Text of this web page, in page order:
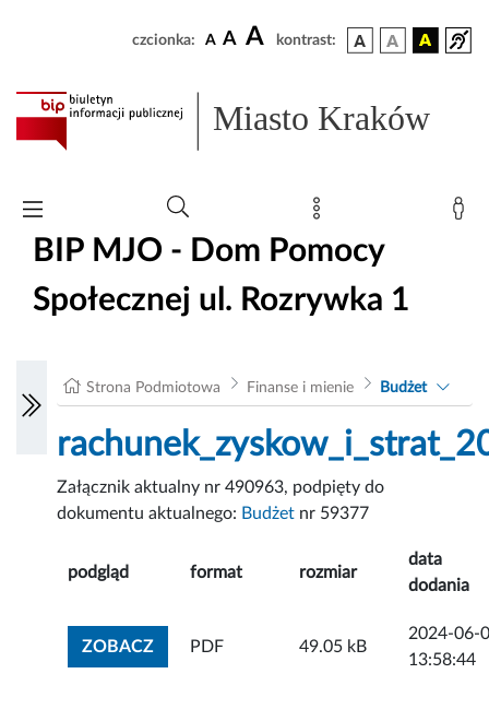
czcionka: A A A kontrast:
Miasto Kraków
BIP MJO - Dom Pomocy
Społecznej ul. Rozrywka 1
Strona Podmiotowa Finanse i mienie Budżet
Załącznik aktualny nr 490963, podpięty do
dokumentu aktualnego: Budżet nr 59377
podgląd format rozmiar
data
dodania
ZOBACZZOBACZ ZAŁĄCZNIK
PDF 49.05 kB
2024-06-
13:58:44